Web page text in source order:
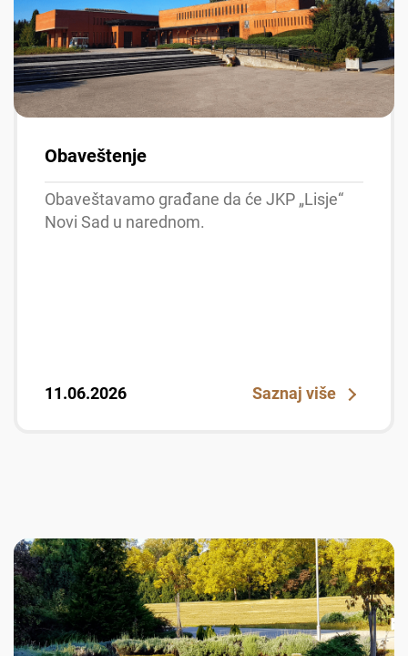
Obaveštenje
Obaveštavamo građane da će JKP „Lisje“
Novi Sad u narednom.
11.06.2026 Saznaj više